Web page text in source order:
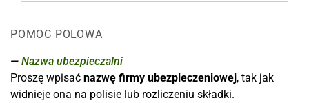
POMOC POLOWA
Nazwa ubezpieczalni
Proszę wpisać nazwę firmy ubezpieczeniowej, tak jak
widnieje ona na polisie lub rozliczeniu składki.